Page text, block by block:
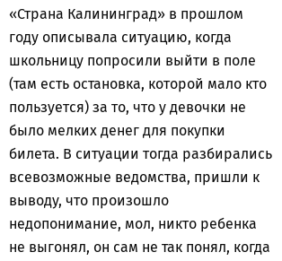
«Страна Калининград» в прошлом
году описывала ситуацию, когда
школьницу попросили выйти в поле
(там есть остановка, которой мало кто
пользуется) за то, что у девочки не
было мелких денег для покупки
билета. В ситуации тогда разбирались
всевозможные ведомства, пришли к
выводу, что произошло
недопонимание, мол, никто ребенка
не выгонял, он сам не так понял, когда